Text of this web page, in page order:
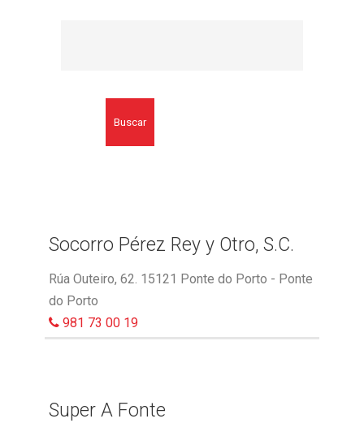
Buscar
Socorro Pérez Rey y Otro, S.C.
Rúa Outeiro, 62. 15121 Ponte do Porto - Ponte
do Porto
981 73 00 19
Super A Fonte